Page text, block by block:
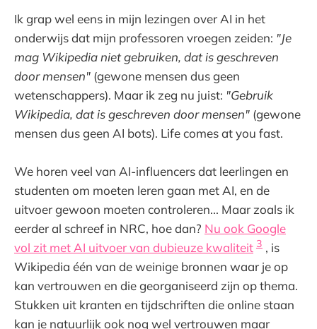
Ik grap wel eens in mijn lezingen over AI in het
onderwijs dat mijn professoren vroegen zeiden: "Je
mag Wikipedia niet gebruiken, dat is geschreven
door mensen" (gewone mensen dus geen
wetenschappers). Maar ik zeg nu juist: "Gebruik
Wikipedia, dat is geschreven door mensen" (gewone
mensen dus geen AI bots). Life comes at you fast.
We horen veel van AI-influencers dat leerlingen en
studenten om moeten leren gaan met AI, en de
uitvoer gewoon moeten controleren... Maar zoals ik
eerder al schreef in NRC, hoe dan? Nu ook Google
vol zit met AI uitvoer van dubieuze kwaliteit 3 , is
Wikipedia één van de weinige bronnen waar je op
kan vertrouwen en die georganiseerd zijn op thema.
Stukken uit kranten en tijdschriften die online staan
kan je natuurlijk ook nog wel vertrouwen maar